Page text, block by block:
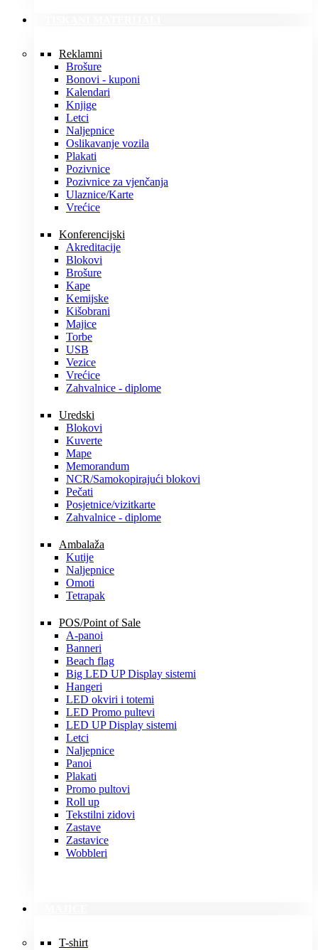
Reklamni
Brošure
Bonovi - kuponi
Kalendari
Knjige
Letci
Naljepnice
Oslikavanje vozila
Plakati
Pozivnice
Pozivnice za vjenčanja
Ulaznice/Karte
Vrećice
Konferencijski
Akreditacije
Blokovi
Brošure
Kape
Kemijske
Kišobrani
Majice
Torbe
USB
Vezice
Vrećice
Zahvalnice - diplome
Uredski
Blokovi
Kuverte
Mape
Memorandum
NCR/Samokopirajući blokovi
Pečati
Posjetnice/vizitkarte
Zahvalnice - diplome
Ambalaža
Kutije
Naljepnice
Omoti
Tetrapak
POS/Point of Sale
A-panoi
Banneri
Beach flag
Big LED UP Display sistemi
Hangeri
LED okviri i totemi
LED Promo pultevi
LED UP Display sistemi
Letci
Naljepnice
Panoi
Plakati
Promo pultovi
Roll up
Tekstilni zidovi
Zastave
Zastavice
Wobbleri
T-shirt